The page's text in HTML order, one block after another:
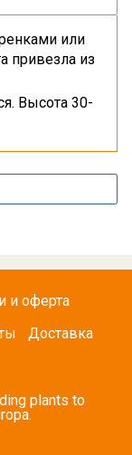
или
привезла из
Высота 30-
и оферта
Доставка
plants to